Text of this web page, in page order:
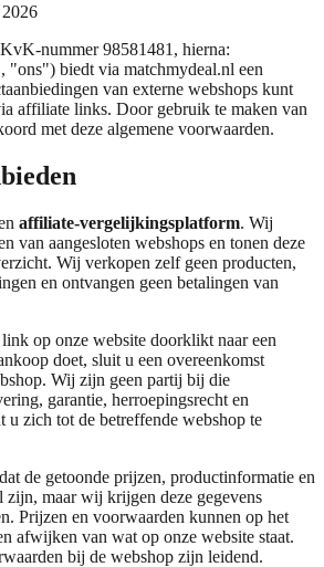
nummer 98581481, hierna:
biedt via matchmydeal.nl een
van externe webshops kunt
affiliate links. Door gebruik te maken van
met deze algemene voorwaarden.
affiliate-vergelijkingsplatform. Wij
van aangesloten webshops en tonen deze
Wij verkopen zelf geen producten,
en ontvangen geen betalingen van
op onze website doorklikt naar een
doet, sluit u een overeenkomst
Wij zijn geen partij bij die
garantie, herroepingsrecht en
u zich tot de betreffende webshop te
de getoonde prijzen, productinformatie en
zijn, maar wij krijgen deze gegevens
Prijzen en voorwaarden kunnen op het
afwijken van wat op onze website staat.
bij de webshop zijn leidend.